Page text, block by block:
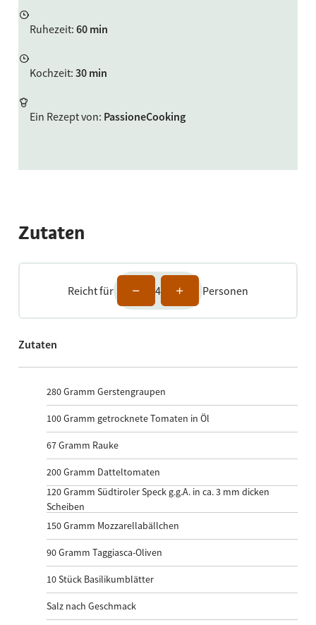
Ruhezeit: 60 min
Kochzeit: 30 min
Ein Rezept von: PassioneCooking
Zutaten
Reicht für 4 Personen
Zutaten
280Gramm Gerstengraupen
100Gramm getrocknete Tomaten in Öl
67Gramm Rauke
200Gramm Datteltomaten
120Gramm Südtiroler Speck g.g.A. in ca. 3 mm dicken
Scheiben
150Gramm Mozzarellabällchen
90Gramm Taggiasca-Oliven
10Stück Basilikumblätter
Salz nach Geschmack